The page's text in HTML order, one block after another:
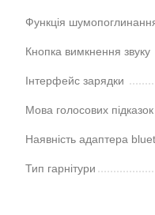
Функція
Кнопка вимкнення звуку
Інтерфейс зарядки
Мова голосових підказок
Наявність адаптера
Тип гарнітури